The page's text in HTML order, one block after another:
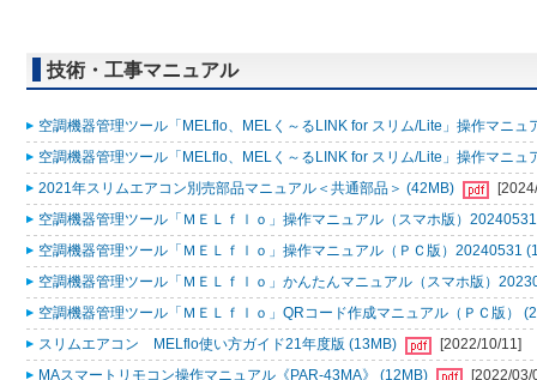
技術・工事マニュアル
空調機器管理ツール「MELflo、MELく～るLINK for スリム/Lite」操作マニュ
空調機器管理ツール「MELflo、MELく～るLINK for スリム/Lite」操作マニュ
2021年スリムエアコン別売部品マニュアル＜共通部品＞ (42MB)
空調機器管理ツール「ＭＥＬｆｌｏ」操作マニュアル（スマホ版）
空調機器管理ツール「ＭＥＬｆｌｏ」操作マニュアル（ＰＣ版）20240531
空調機器管理ツール「ＭＥＬｆｌｏ」かんたんマニュアル（スマホ版）
空調機器管理ツール「ＭＥＬｆｌｏ」QRコード作成マニュアル（ＰＣ版）
スリムエアコン MELflo使い方ガイド21年度版 (13MB)
[2022/10/11]
MAスマートリモコン操作マニュアル《PAR-43MA》 (12MB)
[2022/03/